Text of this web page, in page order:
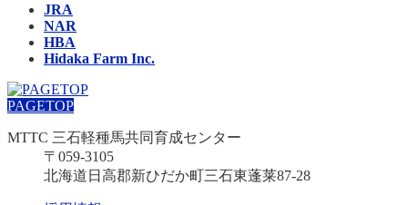
JRA
NAR
HBA
Hidaka Farm Inc.
PAGETOP
MTTC 三石軽種馬共同育成センター
〒059-3105
北海道日高郡新ひだか町三石東蓬莱87-28